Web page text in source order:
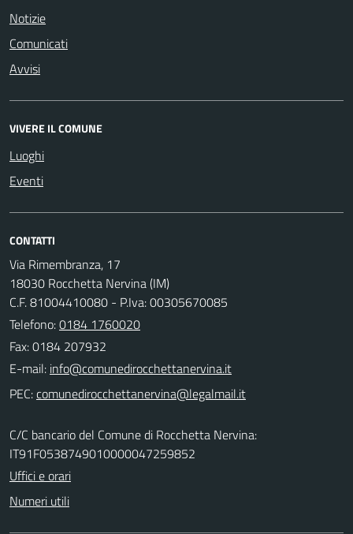
Notizie
Comunicati
Avvisi
VIVERE IL COMUNE
Luoghi
Eventi
CONTATTI
Via Rimembranza, 17
18030 Rocchetta Nervina (IM)
C.F. 81004410080 - P.Iva: 00305670085
Telefono:0184 1760020
Fax: 0184 207932
E-mail:
PEC:
C/C bancario del Comune di Rocchetta Nervina:
IT91F0538749010000047259852
Uffici e orari
Numeri utili